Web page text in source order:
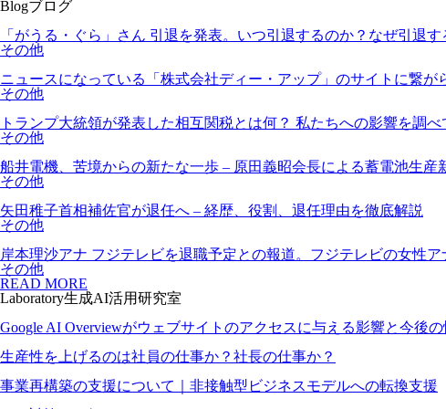
Blogブログ
「がうる・ぐら」さん 引退を発表。いつ引退するのか？なぜ引退す
その他
ニュースになっている「株式会社ディー・アップ」のサイトに繋が
その他
トランプ大統領が発表した相互関税とは何？ 私たちへの影響を調べ
その他
船井電機、苦境からの新たな一歩 – 原田義昭会長による蓄電池生産
その他
矢田稚子首相補佐官が退任へ – 経歴、役割、退任理由を徹底解説
その他
岸本理沙アナ フジテレビを退職予定との報道。フジテレビの女性ア
その他
READ MORE
Laboratory生成AI活用研究室
Google AI Overviewがウェブサイトのアクセスに与える影響と今後
生産性を上げるのは社員の仕事か？社長の仕事か？
事業再構築の支援について｜非接触型ビジネスモデルへの転換支援